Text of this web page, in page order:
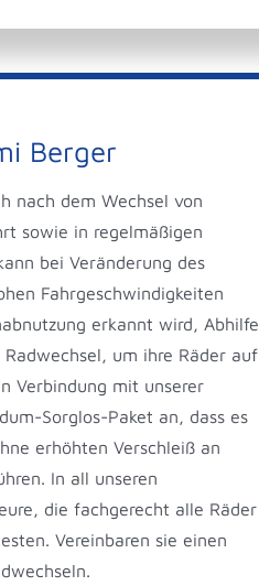
Berger
nach dem Wechsel von
sowie in regelmäßigen
bei Veränderung des
Fahrgeschwindigkeiten
erkannt wird, Abhilfe
um ihre Räder auf
Verbindung mit unserer
Sorglos-Paket an, dass es
erhöhten Verschleiß an
In all unseren
die fachgerecht alle Räder
Vereinbaren sie einen